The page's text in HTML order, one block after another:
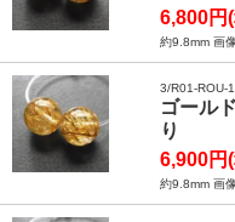
6,800円
約9.8mm 画
3/R01-ROU-
ゴール
り
6,900円
約9.8mm 画